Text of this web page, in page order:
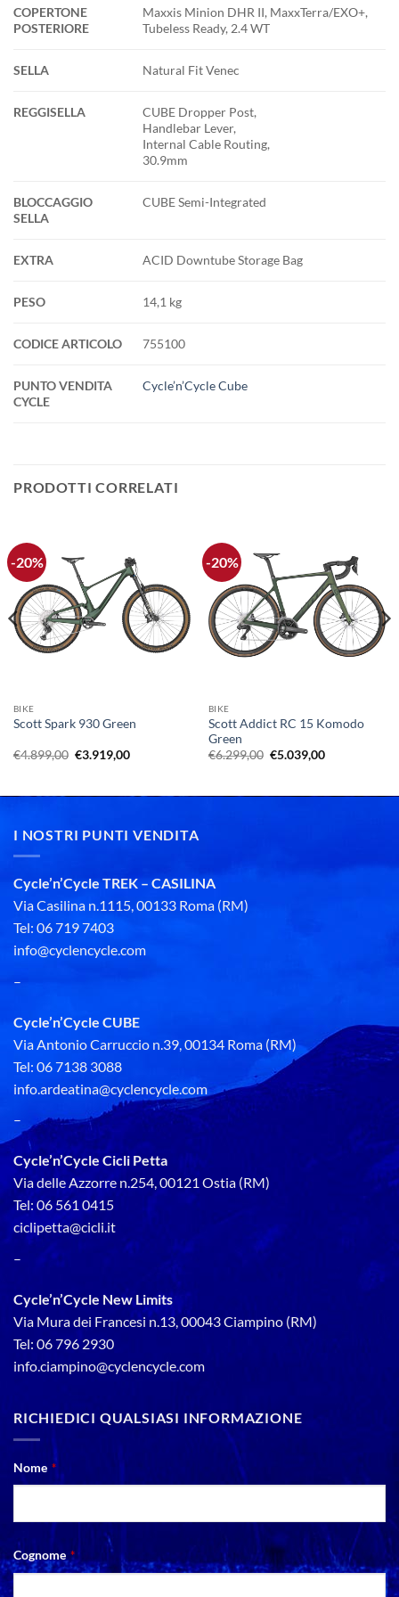
COPERTONE
POSTERIORE
Maxxis Minion DHR II, MaxxTerra/EXO+,
Tubeless Ready, 2.4 WT
SELLA Natural Fit Venec
REGGISELLA
CUBE Dropper Post,
Handlebar Lever,
Internal Cable Routing,
30.9mm
BLOCCAGGIO
SELLA
CUBE Semi-Integrated
EXTRA ACID Downtube Storage Bag
PESO 14,1 kg
CODICE ARTICOLO 755100
PUNTO VENDITA
CYCLE
Cycle’n’Cycle Cube
PRODOTTI CORRELATI
-20%
BIKE
Scott Spark 930 Green
€4.899,00 Il
€4.899,00.
€3.919,00Il
€3.919,00.
-20%
BIKE
Scott Addict RC 15 Komodo
Green
€6.299,00 Il
€6.299,00.
€5.039,00Il
€5.039,00.
I NOSTRI PUNTI VENDITA
Cycle’n’Cycle TREK – CASILINA
Via Casilina n.1115, 00133 Roma (RM)
Tel: 06 719 7403
info@cyclencycle.com
–
Cycle’n’Cycle CUBE
Via Antonio Carruccio n.39, 00134 Roma (RM)
Tel: 06 7138 3088
info.ardeatina@cyclencycle.com
–
Cycle’n’Cycle Cicli Petta
Via delle Azzorre n.254, 00121 Ostia (RM)
Tel: 06 561 0415
ciclipetta@cicli.it
–
Cycle’n’Cycle New Limits
Via Mura dei Francesi n.13, 00043 Ciampino (RM)
Tel: 06 796 2930
info.ciampino@cyclencycle.com
RICHIEDICI QUALSIASI INFORMAZIONE
Nome *
Cognome *